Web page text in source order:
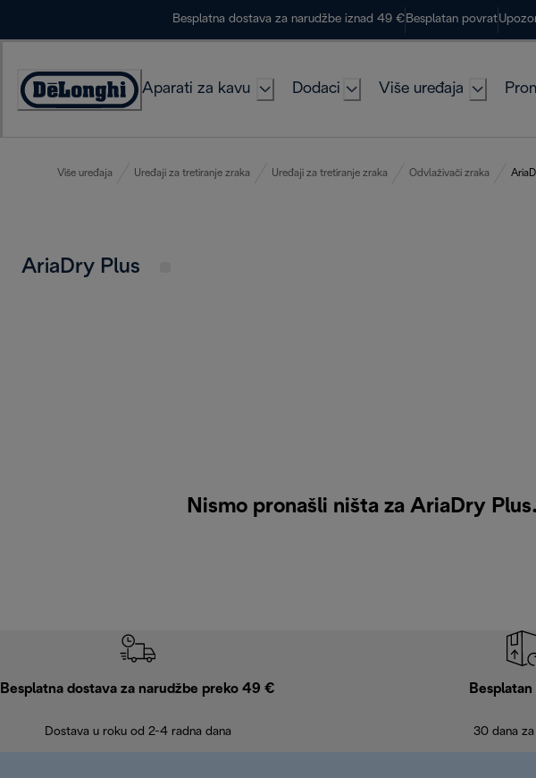
Besplatna dostava za narudžbe iznad 49 € Besplatan povrat
Accessibility
Aparati za kavu Dodaci Više uređaja
Više uređaja Uređaji za tretiranje zraka Uređaji za tretiranje zraka Odvlaživači zraka
AriaDry Plus
Nismo pronašli ništa za AriaDry
Besplatna dostava za narudžbe preko 49 €
Dostava u roku od 2-4 radna dana 30 dana